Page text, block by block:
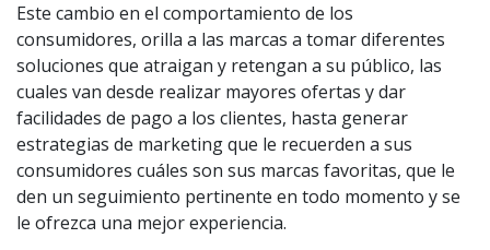
Este cambio en el comportamiento de los
consumidores, orilla a las marcas a tomar diferentes
soluciones que atraigan y retengan a su público, las
cuales van desde realizar mayores ofertas y dar
facilidades de pago a los clientes, hasta generar
estrategias de marketing que le recuerden a sus
consumidores cuáles son sus marcas favoritas, que le
den un seguimiento pertinente en todo momento y se
le ofrezca una mejor experiencia.